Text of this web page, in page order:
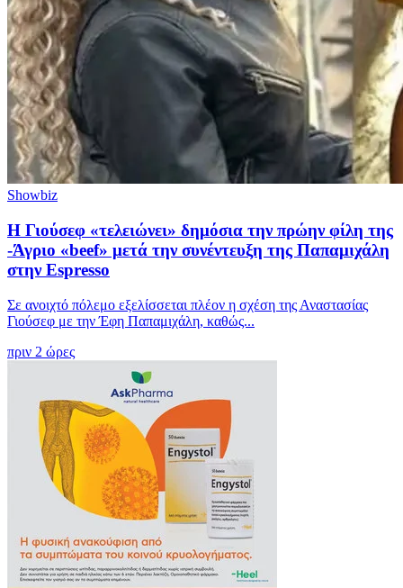
Showbiz
Η Γιούσεφ «τελειώνει» δημόσια την πρώην φίλη της
-Άγριο «beef» μετά την συνέντευξη της Παπαμιχάλη
στην Espresso
Σε ανοιχτό πόλεμο εξελίσσεται πλέον η σχέση της Αναστασίας
Γιούσεφ με την Έφη Παπαμιχάλη, καθώς...
πριν 2 ώρες